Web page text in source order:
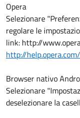
Opera
Selezionare
regolare le
link: http://
http://
Browser nativo
Selezionare
deselezionare la